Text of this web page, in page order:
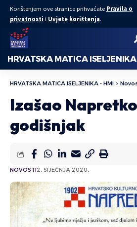
Korištenjem ove stranice prihvaćate Pravila o
privatnosti i Uvjete korištenja.
HRVATSKA MATICA ISELJENIKA
HRVATSKA MATICA ISELJENIKA - HMI >
Izašao
godišnjak
NOVOSTI2. SIJEČNJA 2020.